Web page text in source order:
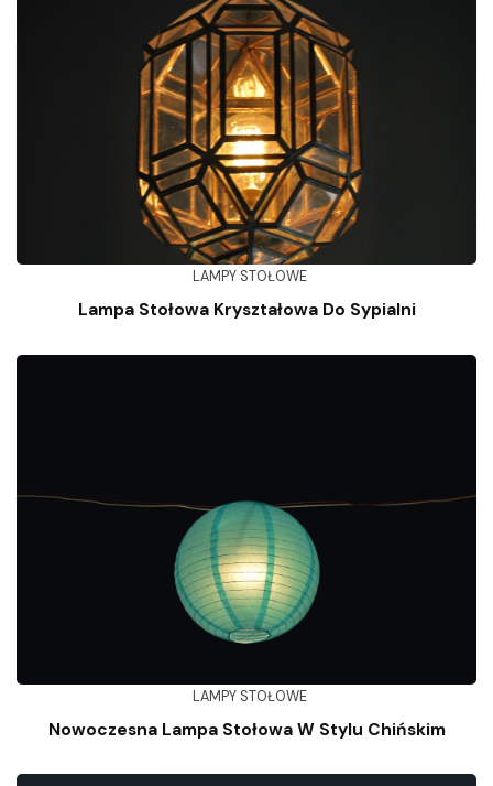
LAMPY STOŁOWE
Lampa Stołowa Kryształowa Do Sypialni
LAMPY STOŁOWE
Nowoczesna Lampa Stołowa W Stylu Chińskim